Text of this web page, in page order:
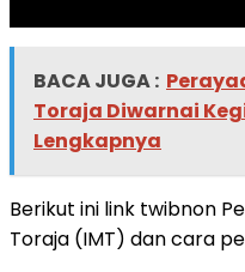
BACA JUGA :
Toraja Diwarnai
Lengkapnya
Berikut ini link twibnon
Toraja (IMT) dan cara